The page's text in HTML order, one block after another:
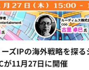
ズIPの海外戦略を探
が11月27日に開催